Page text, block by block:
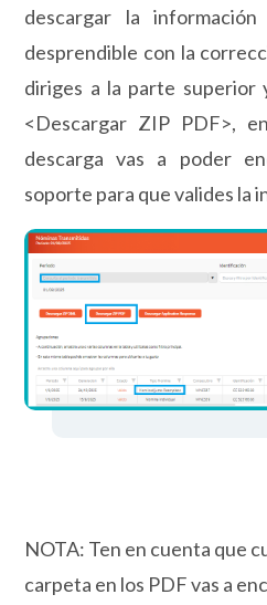
descargar la
desprendible con la
diriges a la parte superior
<Descargar ZIP PDF>,
descarga vas a poder
soporte para que valides la
NOTA: Ten en cuenta que
carpeta en los PDF vas a